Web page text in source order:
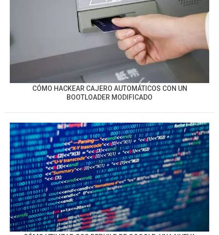
CÓMO HACKEAR CAJERO AUTOMÁTICOS CON UN
BOOTLOADER MODIFICADO